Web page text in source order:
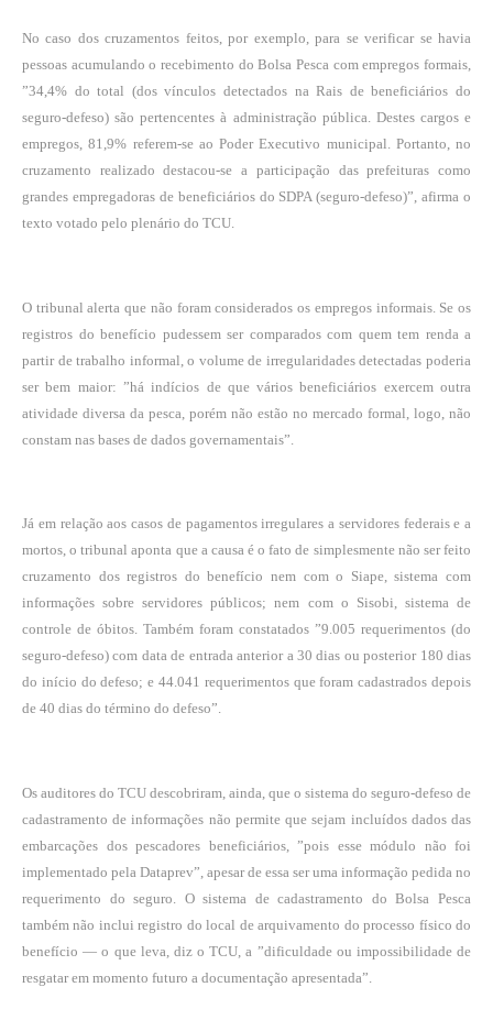
No caso dos cruzamentos feitos, por exemplo, para se verificar se havia
pessoas acumulando o recebimento do Bolsa Pesca com empregos formais,
”34,4% do total (dos vínculos detectados na Rais de beneficiários do
seguro-defeso) são pertencentes à administração pública. Destes cargos e
empregos, 81,9% referem-se ao Poder Executivo municipal. Portanto, no
cruzamento realizado destacou-se a participação das prefeituras como
grandes empregadoras de beneficiários do SDPA (seguro-defeso)”, afirma o
texto votado pelo plenário do TCU.
O tribunal alerta que não foram considerados os empregos informais. Se os
registros do benefício pudessem ser comparados com quem tem renda a
partir de trabalho informal, o volume de irregularidades detectadas poderia
ser bem maior: ”há indícios de que vários beneficiários exercem outra
atividade diversa da pesca, porém não estão no mercado formal, logo, não
constam nas bases de dados governamentais”.
Já em relação aos casos de pagamentos irregulares a servidores federais e a
mortos, o tribunal aponta que a causa é o fato de simplesmente não ser feito
cruzamento dos registros do benefício nem com o Siape, sistema com
informações sobre servidores públicos; nem com o Sisobi, sistema de
controle de óbitos. Também foram constatados ”9.005 requerimentos (do
seguro-defeso) com data de entrada anterior a 30 dias ou posterior 180 dias
do início do defeso; e 44.041 requerimentos que foram cadastrados depois
de 40 dias do término do defeso”.
Os auditores do TCU descobriram, ainda, que o sistema do seguro-defeso de
cadastramento de informações não permite que sejam incluídos dados das
embarcações dos pescadores beneficiários, ”pois esse módulo não foi
implementado pela Dataprev”, apesar de essa ser uma informação pedida no
requerimento do seguro. O sistema de cadastramento do Bolsa Pesca
também não inclui registro do local de arquivamento do processo físico do
benefício — o que leva, diz o TCU, a ”dificuldade ou impossibilidade de
resgatar em momento futuro a documentação apresentada”.